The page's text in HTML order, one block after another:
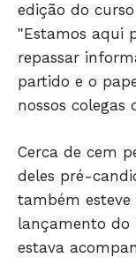
edição do
"Estamos aqui
repassar
partido e o
nossos colegas
Cerca de cem
deles pré-
também
lançamento do
estava